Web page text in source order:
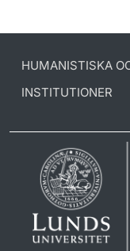
HUMANISTISKA
INSTITUTIONER